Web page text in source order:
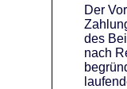
Der
des
nach